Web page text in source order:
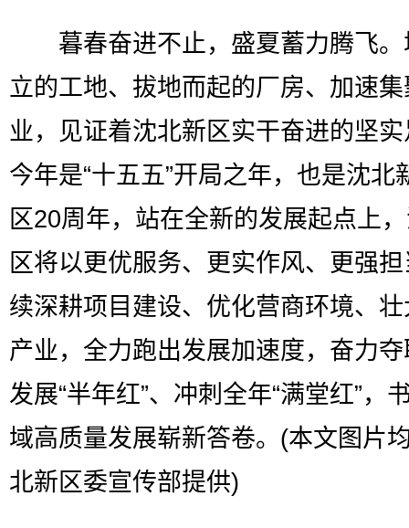
暮春奋进不止，盛夏蓄力腾飞。
立的工地、拔地而起的厂房、加速
业，见证着沈北新区实干奋进的坚
今年是“十五五”开局之年，也是沈北
区20周年，站在全新的发展起点上
区将以更优服务、更实作风、更强
续深耕项目建设、优化营商环境、
产业，全力跑出发展加速度，奋力
发展“半年红”、冲刺全年“满堂红”，
域高质量发展崭新答卷。(本文图片
北新区委宣传部提供)